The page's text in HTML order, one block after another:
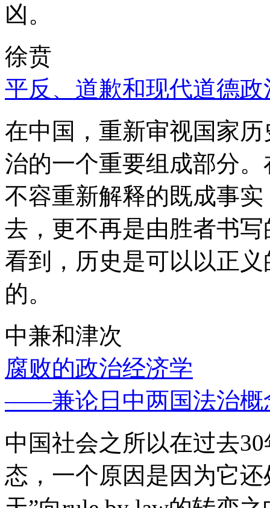
凶。
徐贲
平反、道歉和现代道德政
在中国，重新审视国家
治的一个重要组成部分
不容重新解释的既成事
去，更不再是由胜者书
看到，历史是可以以正
的。
中兼和津次
腐败的政治经济学
——兼论日中两国法治概
中国社会之所以在过去
态，一个原因是因为它